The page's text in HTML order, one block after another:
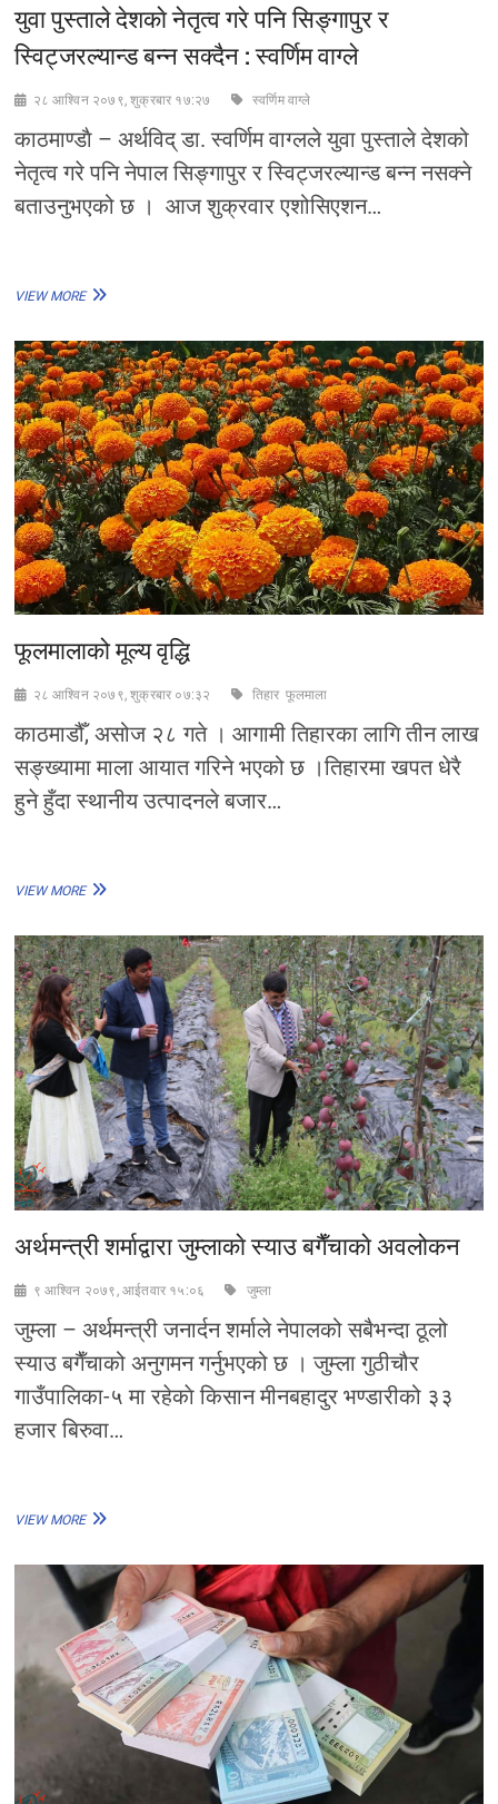
युवा पुस्ताले देशकाे नेतृत्व गरे पनि सिङ्गापुर र
स्विट्जरल्यान्ड बन्न सक्दैन : स्वर्णिम वाग्ले
२८ आश्विन २०७९, शुक्रबार १७:२७ स्वर्णिम वाग्ले
काठमाण्डाै – अर्थविद् डा. स्वर्णिम वाग्लले युवा पुस्ताले देशको
नेतृत्व गरे पनि नेपाल सिङ्गापुर र स्विट्जरल्यान्ड बन्न नसक्ने
बताउनुभएको छ । आज शुक्रवार एशोसिएशन…
VIEW MOREयुवा
नेतृत्व
गरे
पनि
सिङ्गापुर
र
स्विट्जरल्यान्ड
बन्न
सक्दैन
:
स्वर्णिम
वाग्ले
फूलमालाको मूल्य वृद्धि
२८ आश्विन २०७९, शुक्रबार ०७:३२ तिहार फूलमाला
काठमाडौँ, असोज २८ गते । आगामी तिहारका लागि तीन लाख
सङ्ख्यामा माला आयात गरिने भएको छ ।तिहारमा खपत धेरै
हुने हुँदा स्थानीय उत्पादनले बजार…
VIEW MOREफूलमालाको
अर्थमन्त्री शर्माद्वारा जुम्लाकाे स्याउ बगैँचाकाे अवलोकन
९ आश्विन २०७९, आईतवार १५:०६ जुम्ला
जुम्ला – अर्थमन्त्री जनार्दन शर्माले नेपालको सबैभन्दा ठूलो
स्याउ बगैँचाको अनुगमन गर्नुभएको छ । जुम्ला गुठीचौर
गाउँपालिका-५ मा रहेकाे किसान मीनबहादुर भण्डारीको ३३
हजार बिरुवा…
VIEW MOREअर्थमन्त्री
स्याउ
बगैँचाकाे
अवलोकन